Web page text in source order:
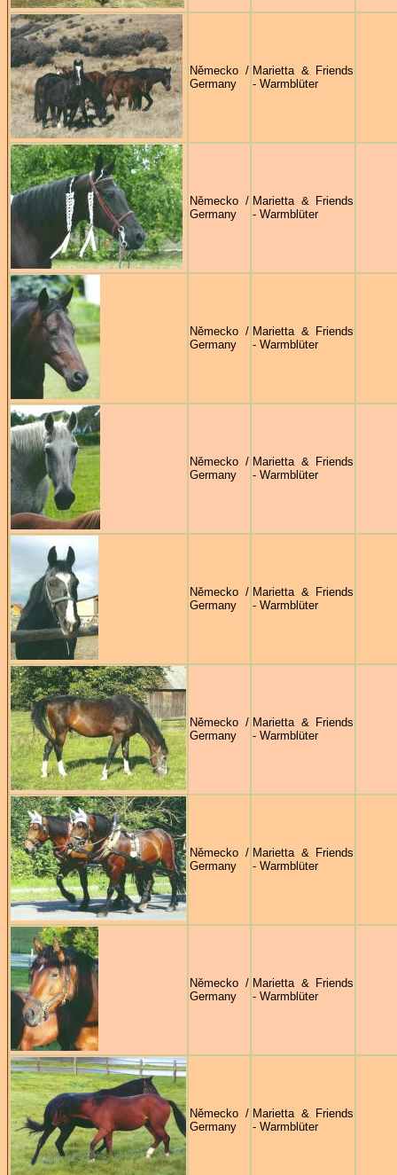
Německo /
Germany
Marietta & Friends
- Warmblüter
Německo /
Germany
Marietta & Friends
- Warmblüter
Německo /
Germany
Marietta & Friends
- Warmblüter
Německo /
Germany
Marietta & Friends
- Warmblüter
Německo /
Germany
Marietta & Friends
- Warmblüter
Německo /
Germany
Marietta & Friends
- Warmblüter
Německo /
Germany
Marietta & Friends
- Warmblüter
Německo /
Germany
Marietta & Friends
- Warmblüter
Německo /
Germany
Marietta & Friends
- Warmblüter